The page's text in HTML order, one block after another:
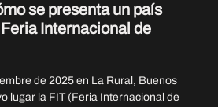
se presenta un país
Internacional de
de 2025 en La Rural, Buenos
lugar la FIT (Feria Internacional de